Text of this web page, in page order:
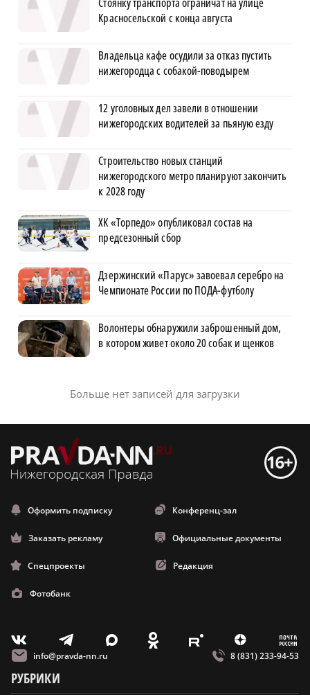
Стоянку транспорта ограничат на улице
Красносельской с конца августа
Владельца кафе осудили за отказ пустить
нижегородца с собакой-поводырем
12 уголовных дел завели в отношении
нижегородских водителей за пьяную езду
Строительство новых станций
нижегородского метро планируют закончить
к 2028 году
ХК «Торпедо» опубликовал состав на
предсезонный сбор
Дзержинский «Парус» завоевал серебро на
Чемпионате России по ПОДА-футболу
Волонтеры обнаружили заброшенный дом,
в котором живет около 20 собак и щенков
Больше нет записей для загрузки
Оформить подписку Конференц-зал
Заказать рекламу Официальные документы
Спецпроекты Редакция
Фотобанк
V T X O E Z m
info@pravda-nn.ru 8 (831) 233-94-53
РУБРИКИ